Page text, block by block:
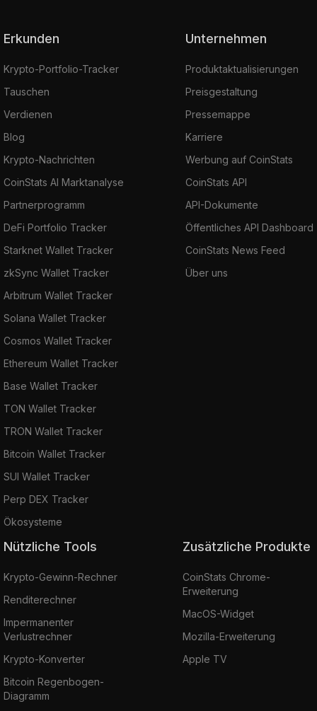
Erkunden
Krypto-Portfolio-Tracker
Tauschen
Verdienen
Blog
Krypto-Nachrichten
CoinStats AI Marktanalyse
Partnerprogramm
DeFi Portfolio Tracker
Starknet Wallet Tracker
zkSync Wallet Tracker
Arbitrum Wallet Tracker
Solana Wallet Tracker
Cosmos Wallet Tracker
Ethereum Wallet Tracker
Base Wallet Tracker
TON Wallet Tracker
TRON Wallet Tracker
Bitcoin Wallet Tracker
SUI Wallet Tracker
Perp DEX Tracker
Ökosysteme
Unternehmen
Produktaktualisierungen
Preisgestaltung
Pressemappe
Karriere
Werbung auf CoinStats
CoinStats API
API-Dokumente
Öffentliches API Dashboard
CoinStats News Feed
Über uns
Nützliche Tools
Krypto-Gewinn-Rechner
Renditerechner
Impermanenter
Verlustrechner
Krypto-Konverter
Bitcoin Regenbogen-
Diagramm
Zusätzliche Produkte
CoinStats Chrome-
Erweiterung
MacOS-Widget
Mozilla-Erweiterung
Apple TV